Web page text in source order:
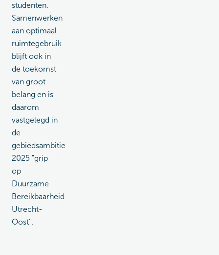
studenten.
Samenwerken
aan optimaal
ruimtegebruik
blijft ook in
de toekomst
van groot
belang en is
daarom
vastgelegd in
de
gebiedsambitie
2025 "grip
op
Duurzame
Bereikbaarheid
Utrecht-
Oost''.